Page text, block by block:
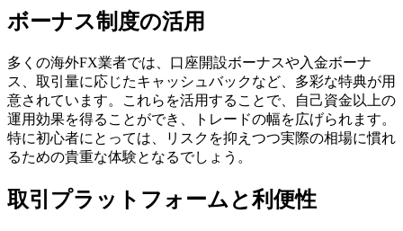
ボーナス制度の活用
多くの海外FX業者では、口座開設ボーナスや入金ボーナ
ス、取引量に応じたキャッシュバックなど、多彩な特典が用
意されています。これらを活用することで、自己資金以上の
運用効果を得ることができ、トレードの幅を広げられます。
特に初心者にとっては、リスクを抑えつつ実際の相場に慣れ
るための貴重な体験となるでしょう。
取引プラットフォームと利便性